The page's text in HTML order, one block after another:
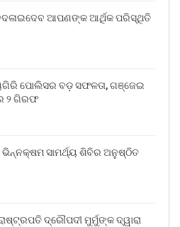
ଆପଣଙ୍କ ଆର୍ଥିକ ପରିସ୍ଥିତି
ପୋଲିସର ବଡ଼ ସଫଳତା, ଗଞ୍ଜେଇ
୨ ଗିରଫ
ସାମର୍ଥ୍ୟ ଶିବିର ଅନୁଷ୍ଠିତ
ଦ୍ରୌପଦୀ ମୁର୍ମୁଙ୍କ ଦ୍ୱାରା